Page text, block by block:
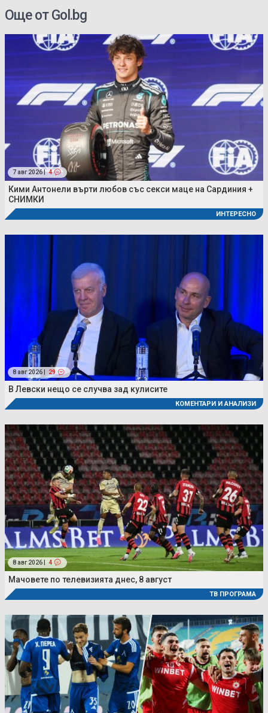
Още от Gol.bg
7 авг 2026 | 4
Кими Антонели върти любов със секси маце на Сардиния +
СНИМКИ
ИНТЕРЕСНО
8 авг 2026 | 29
В Левски нещо се случва зад кулисите
КОМЕНТАРИ И АНАЛИЗИ
8 авг 2026 | 4
Мачовете по телевизията днес, 8 август
ТВ ПРОГРАМА